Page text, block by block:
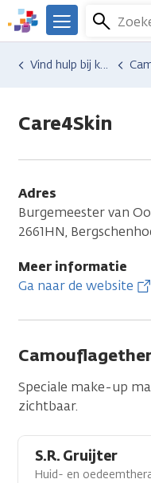
Overslaan
en
naar
We
er
Kanker.nl
Menu
Hulp en ondersteuning
Vind hulp bij kanker
Care4Skin
Adres
Burgemeester van
2661HN,
Meer informatie
Ga naar de website
Speciale make-up
zichtbaar.
S.R. Gruijter
Huid- en